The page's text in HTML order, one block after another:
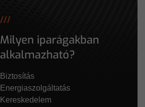
///
Milyen iparágakban
alkalmazható?
Biztosítás
Energiaszolgáltatás
Kereskedelem